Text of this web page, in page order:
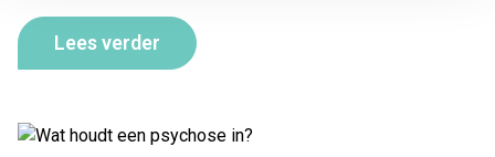
Lees verder